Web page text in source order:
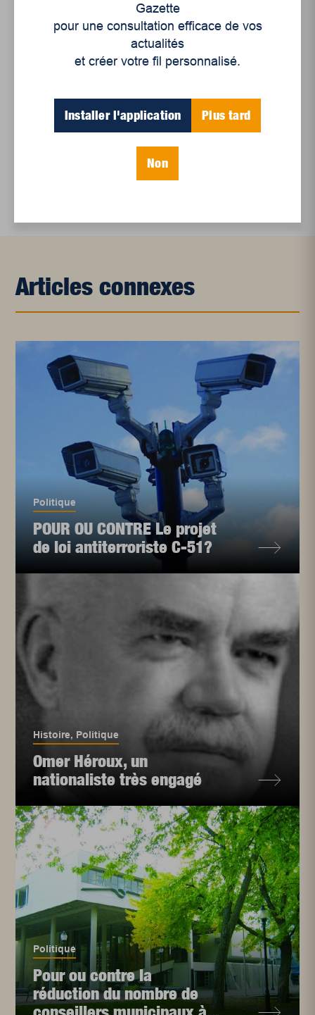
Et les politiques peinent à suivre
Le sommeil, nouveau défi de santé publique
champlain 2022 élections provinciales 2022
Articles connexes
Politique
POUR OU CONTRE Le projet
de loi antiterroriste C-51?
Histoire, Politique
Omer Héroux, un
nationaliste très engagé
Politique
Pour ou contre la
réduction du nombre de
Gazette
pour une consultation efficace de vos
actualités
et créer votre fil personnalisé.
Installer l'application Plus tard
Non